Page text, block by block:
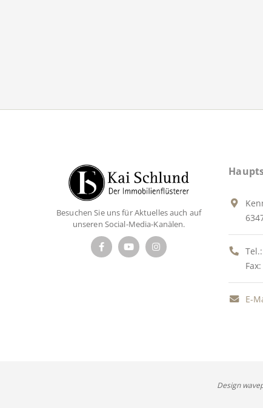
Besuchen Sie uns für Aktuelles auch auf
unseren Social-Media-Kanälen.
E-
Design